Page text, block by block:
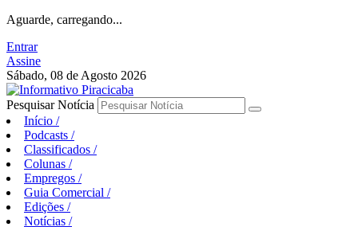
Aguarde, carregando...
Entrar
Assine
Sábado, 08 de Agosto 2026
Pesquisar Notícia
Início /
Podcasts /
Classificados /
Colunas /
Empregos /
Guia Comercial /
Edições /
Notícias /